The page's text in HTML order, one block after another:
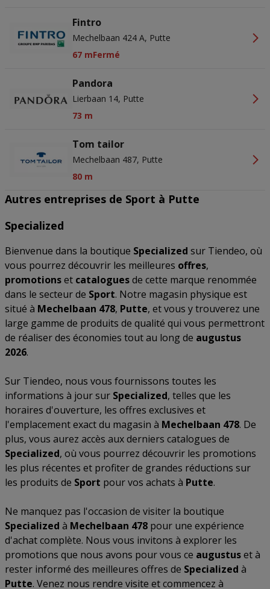
Fintro
Mechelbaan 424 A, Putte
67 mFermé
Pandora
Lierbaan 14, Putte
73 m
Tom tailor
Mechelbaan 487, Putte
80 m
Autres entreprises de Sport à Putte
Specialized
Bienvenue dans la boutique Specialized sur Tiendeo, où
vous pourrez découvrir les meilleures offres,
promotionset cataloguesde cette marque renommée
dans le secteur de Sport. Notre magasin physique est
situé à Mechelbaan 478, Putte, et vous y trouverez une
large gamme de produits de qualité qui vous permettront
de réaliser des économies tout au long de augustus
2026.
Sur Tiendeo, nous vous fournissons toutes les
informations à jour sur Specialized, telles que les
horaires d'ouverture, les offres exclusives et
l'emplacement exact du magasin à Mechelbaan 478. De
plus, vous aurez accès aux derniers catalogues de
Specialized, où vous pourrez découvrir les promotions
les plus récentes et profiter de grandes réductions sur
les produits de Sport pour vos achats à Putte.
Ne manquez pas l'occasion de visiter la boutique
Specialized à Mechelbaan 478 pour une expérience
d'achat complète. Nous vous invitons à explorer les
promotions que nous avons pour vous ce augustuset à
rester informé des meilleures offres de Specialized à
Putte. Venez nous rendre visite et commencez à